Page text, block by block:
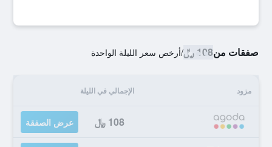
صفقات من108 ﷼ /أرخص سعر الليلة الواحدة
مزود الإجمالي في الليلة
108 ﷼ عرض الصفقة